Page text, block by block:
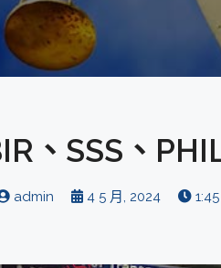
、SSS、
admin 4 5 月, 2024